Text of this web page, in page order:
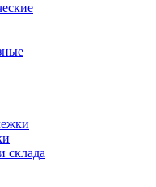
склада